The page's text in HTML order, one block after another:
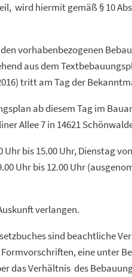
wird hiermit gemäß § 10
vorhabenbezogenen
aus dem
tritt am Tag der
ab diesem Tag im
Allee 7 in 14621
bis 15.00 Uhr, Dienstag
Uhr bis 12.00 Uhr
verlangen.
sind beachtliche
eine unter
das Verhältnis des